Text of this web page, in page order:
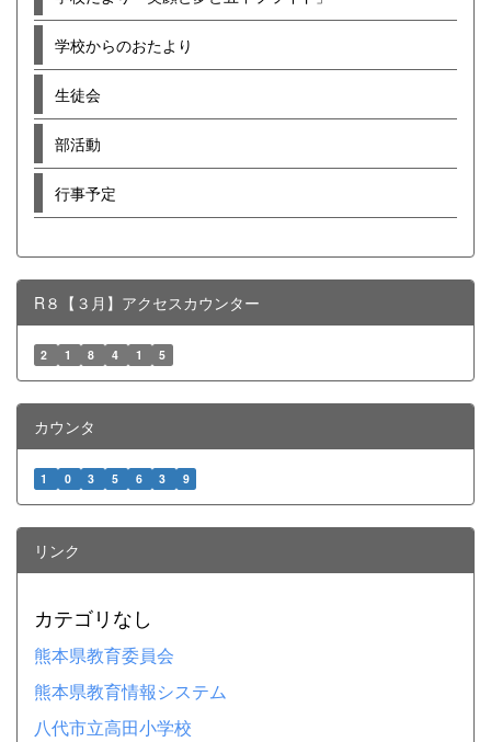
学校からのおたより
生徒会
部活動
行事予定
R８【３月】アクセスカウンター
2 1 8 4 1 5
カウンタ
1 0 3 5 6 3 9
リンク
カテゴリなし
熊本県教育委員会
熊本県教育情報システム
八代市立高田小学校